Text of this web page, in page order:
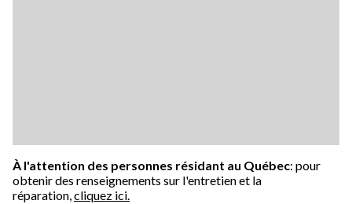
À l'attention des personnes résidant au Québec: pour
obtenir des renseignements sur l'entretien et la
réparation,cliquez ici.